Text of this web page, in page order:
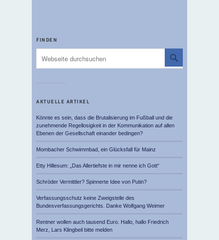
FINDEN
AKTUELLE ARTIKEL
Könnte es sein, dass die Brutalisierung im Fußball und die
zunehmende Regellosigkeit in der Kommunikation auf allen
Ebenen der Gesellschaft einander bedingen?
Mombacher Schwimmbad, ein Glücksfall für Mainz
Etty Hillesum: „Das Allertiefste in mir nenne ich Gott“
Schröder Vermittler? Spinnerte Idee von Putin?
Verfassungsschutz keine Zweigstelle des
Bundesverfassungsgerichts. Danke Wolfgang Weimer
Rentner wollen auch tausend Euro. Hallo, hallo Friedrich
Merz, Lars Klingbeil bitte melden